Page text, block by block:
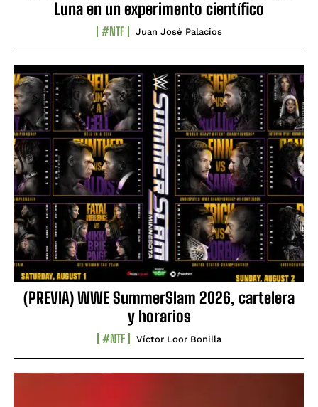
Luna en un experimento científico
#NTF Juan José Palacios
(PREVIA) WWE SummerSlam 2026, cartelera
y horarios
#NTF Víctor Loor Bonilla